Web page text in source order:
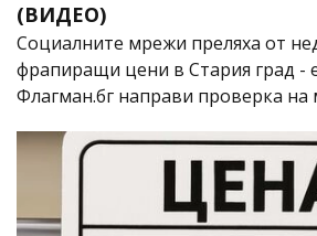
(ВИДЕО)
Социалните мрежи преляха от
фрапиращи цени в Стария град -
Флагман.бг направи проверка на